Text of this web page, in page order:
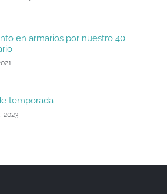
en armarios por nuestro 40
temporada
2023